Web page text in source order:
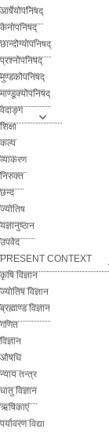
आर्षेयोपनिषद्
केनोपनिषद्
छान्दोग्योपनिषद्
प्रश्नोपनिषद्
मुण्डकोपनिषद्
माण्डूक्योपनिषद्
वेदाङ्ग
शिक्षा
कल्प
व्याकरण
निरुक्त
छन्द
ज्योतिष
यज्ञानुष्ठान
उपवेद
PRESENT CONTEXT
कृषि विज्ञान
ज्योतिष विज्ञान
ब्रह्माण्ड विज्ञान
गणित
विज्ञान
औषधि
न्याय तन्त्र
धातु विज्ञान
ऋषिकाएं
पर्यावरण विद्या